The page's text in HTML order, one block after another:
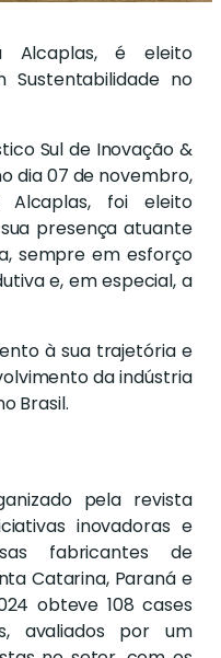
Alcaplas, é eleito
Sustentabilidade no
Sul de Inovação &
dia 07 de novembro,
Alcaplas, foi eleito
presença atuante
sempre em esforço
e, em especial, a
à sua trajetória e
da indústria
Brasil.
pela revista
inovadoras e
fabricantes de
Catarina, Paraná e
obteve 108 cases
avaliados por um